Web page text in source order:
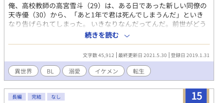
俺、高校教師の高宮雪斗（29）は、ある日であった新しい同僚の
天寺優（30）から、「あと1年で君は死んでしまうんだ」といき
なり告げられてしまった。 いきなりなんだってんだ。前世がどう
とかこうとか。そんなこと、信じられるか！ しかし、時折「夢」
の中で繰り広げられる中世ヨーロッパ時代によく似た世界でのラ
ブストーリーはいったい……。 過去と現在を行き来する壮大
（？）なBLラブストーリー。 ※※ 追記 ※※ 18禁作品ではあ
りますが、なかなかそういうシーンが出てきません。申し訳あり
ません。 今後、そういうシーンが出てくる話のタイトルには【18
禁】とつけさせていただきます。 それまでは、平和(?)な感じでま
いりますので、よろしくお願いいたします。 2019/2/20
続きを読む
文字数 45,912 最終更新日 2021.5.30 登録日 2019.1.31
異世界 BL 溺愛 イケメン 転生
15
長編 完結 なし